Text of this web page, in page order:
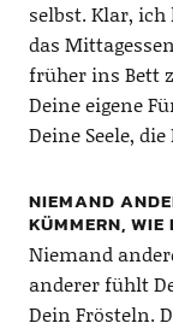
selbst. Klar,
das
früher ins Bett
Deine eigene
Deine Seele,
NIEMAND
KÜMMERN, WIE
Niemand
anderer fühlt
Dein Frösteln.